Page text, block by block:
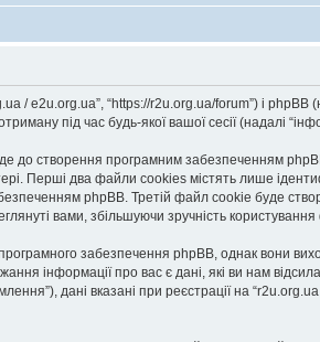
e2u.org.ua”, “https://r2u.org.ua/forum”) і phpBB
під час будь-якої вашої сесії (надалі
створення програмним забезпеченням
Перші два файли cookies містять лише
phpBB. Третій файл cookie буде
вами, збільшуючи зручність
забезпечення phpBB, однак вони
інформації про вас є дані, які ви нам
дані вказані при реєстрації на